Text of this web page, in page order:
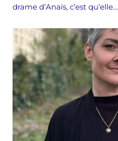
drame d’Anaïs, c’est qu’elle…